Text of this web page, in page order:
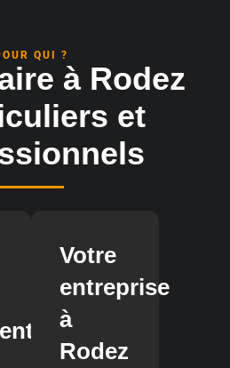
QUI ?
à Rodez
et
Votre
entreprise
à
Rodez